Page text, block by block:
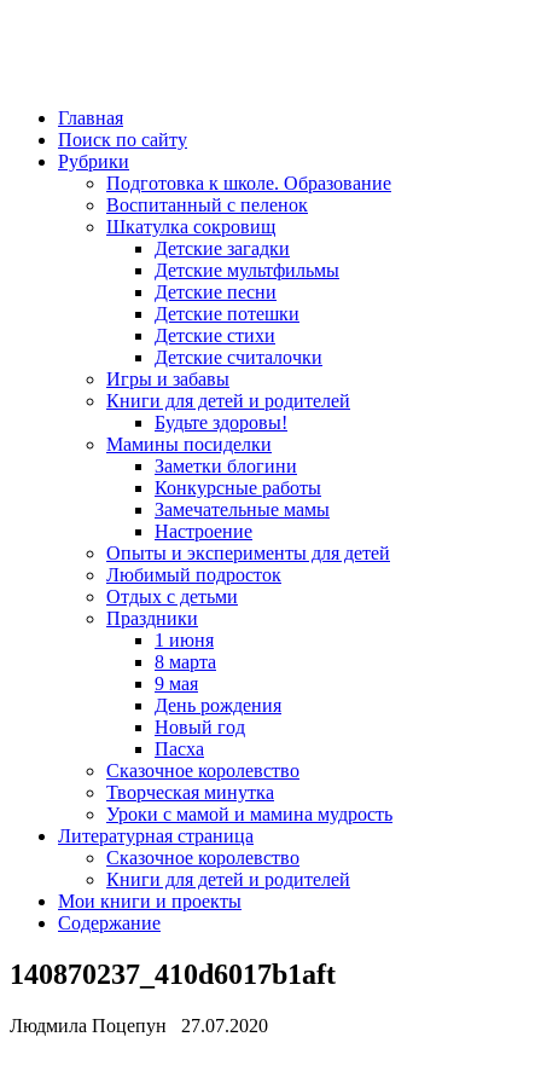
Главная
Поиск по сайту
Рубрики
Подготовка к школе. Образование
Воспитанный с пеленок
Шкатулка сокровищ
Детские загадки
Детские мультфильмы
Детские песни
Детские потешки
Детские стихи
Детские считалочки
Игры и забавы
Книги для детей и родителей
Будьте здоровы!
Мамины посиделки
Заметки блогини
Конкурсные работы
Замечательные мамы
Настроение
Опыты и эксперименты для детей
Любимый подросток
Отдых с детьми
Праздники
1 июня
8 марта
9 мая
День рождения
Новый год
Пасха
Сказочное королевство
Творческая минутка
Уроки с мамой и мамина мудрость
Литературная страница
Сказочное королевство
Книги для детей и родителей
Мои книги и проекты
Содержание
140870237_410d6017b1aft
Людмила Поцепун 27.07.2020